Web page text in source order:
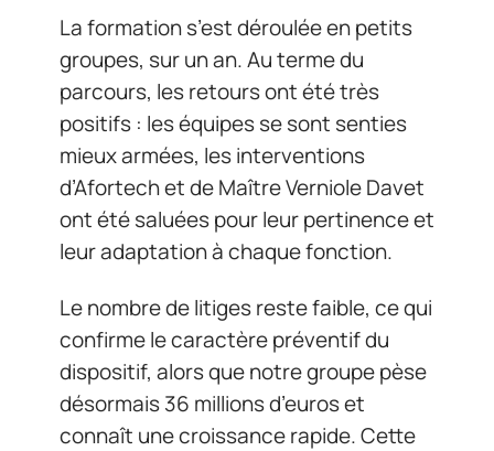
La formation s’est déroulée en petits
groupes, sur un an. Au terme du
parcours, les retours ont été très
positifs : les équipes se sont senties
mieux armées, les interventions
d’Afortech et de Maître Verniole Davet
ont été saluées pour leur pertinence et
leur adaptation à chaque fonction.
Le nombre de litiges reste faible, ce qui
confirme le caractère préventif du
dispositif, alors que notre groupe pèse
désormais 36 millions d’euros et
connaît une croissance rapide. Cette